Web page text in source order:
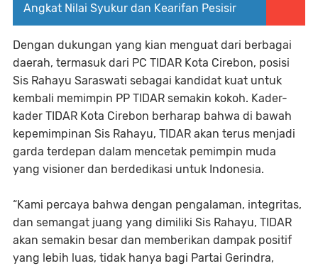
Angkat Nilai Syukur dan Kearifan Pesisir
Dengan dukungan yang kian menguat dari berbagai
daerah, termasuk dari PC TIDAR Kota Cirebon, posisi
Sis Rahayu Saraswati sebagai kandidat kuat untuk
kembali memimpin PP TIDAR semakin kokoh. Kader-
kader TIDAR Kota Cirebon berharap bahwa di bawah
kepemimpinan Sis Rahayu, TIDAR akan terus menjadi
garda terdepan dalam mencetak pemimpin muda
yang visioner dan berdedikasi untuk Indonesia.
“Kami percaya bahwa dengan pengalaman, integritas,
dan semangat juang yang dimiliki Sis Rahayu, TIDAR
akan semakin besar dan memberikan dampak positif
yang lebih luas, tidak hanya bagi Partai Gerindra,